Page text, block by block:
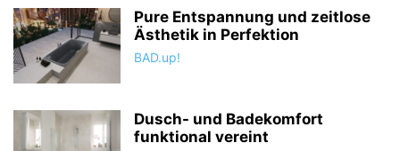
Pure Entspannung und zeitlose
Ästhetik in Perfektion
BAD.up!
Dusch- und Badekomfort
funktional vereint